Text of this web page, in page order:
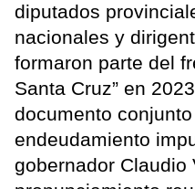
diputados
nacionales y
formaron parte del
Santa Cruz” en
documento
endeudamiento
gobernador Claudio